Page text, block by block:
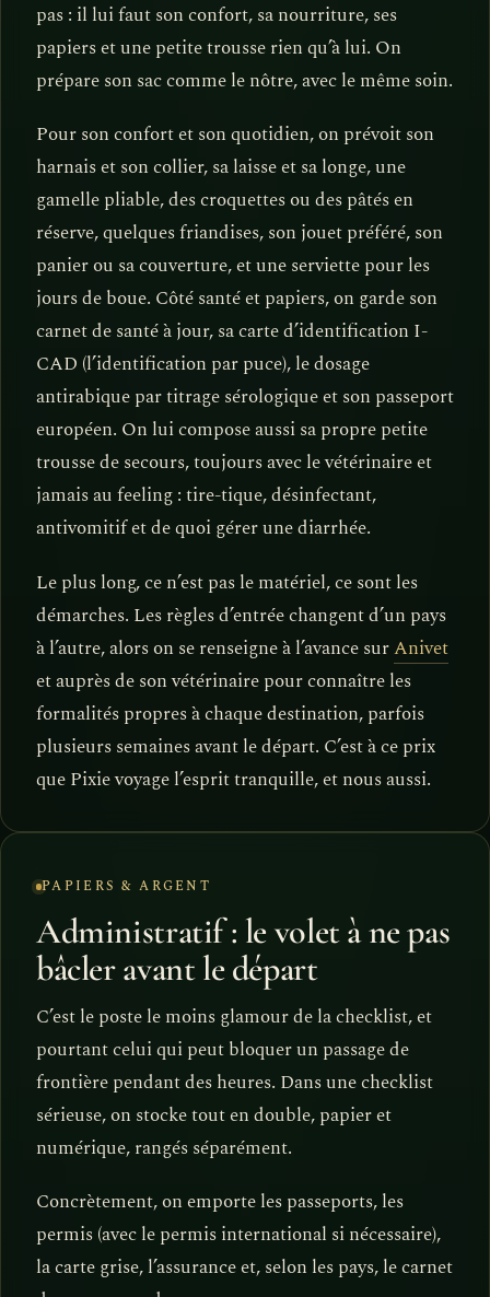
pas : il lui faut son confort, sa nourriture, ses
papiers et une petite trousse rien qu’à lui. On
prépare son sac comme le nôtre, avec le même soin.
Pour son confort et son quotidien, on prévoit son
harnais et son collier, sa laisse et sa longe, une
gamelle pliable, des croquettes ou des pâtés en
réserve, quelques friandises, son jouet préféré, son
panier ou sa couverture, et une serviette pour les
jours de boue. Côté santé et papiers, on garde son
carnet de santé à jour, sa carte d’identification I-
CAD (l’identification par puce), le dosage
antirabique par titrage sérologique et son passeport
européen. On lui compose aussi sa propre petite
trousse de secours, toujours avec le vétérinaire et
jamais au feeling : tire-tique, désinfectant,
antivomitif et de quoi gérer une diarrhée.
Le plus long, ce n’est pas le matériel, ce sont les
démarches. Les règles d’entrée changent d’un pays
à l’autre, alors on se renseigne à l’avance surAnivet
et auprès de son vétérinaire pour connaître les
formalités propres à chaque destination, parfois
plusieurs semaines avant le départ. C’est à ce prix
que Pixie voyage l’esprit tranquille, et nous aussi.
PAPIERS & ARGENT
Administratif : le volet à ne pas
bâcler avant le départ
C’est le poste le moins glamour de la checklist, et
pourtant celui qui peut bloquer un passage de
frontière pendant des heures. Dans une checklist
sérieuse, on stocke tout en double, papier et
numérique, rangés séparément.
Concrètement, on emporte les passeports, les
permis (avec le permis international si nécessaire),
la carte grise, l’assurance et, selon les pays, le carnet